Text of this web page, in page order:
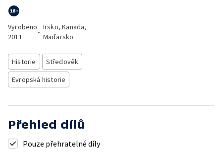
Vyrobeno
2011
•
Irsko, Kanada,
Maďarsko
Historie
Středověk
Evropská historie
Přehled dílů
Pouze přehratelné díly